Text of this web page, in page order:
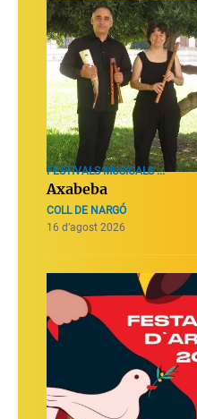
FESTIVALS MUSICALS ...
Axabeba
COLL DE NARGÓ
16 d’agost 2026